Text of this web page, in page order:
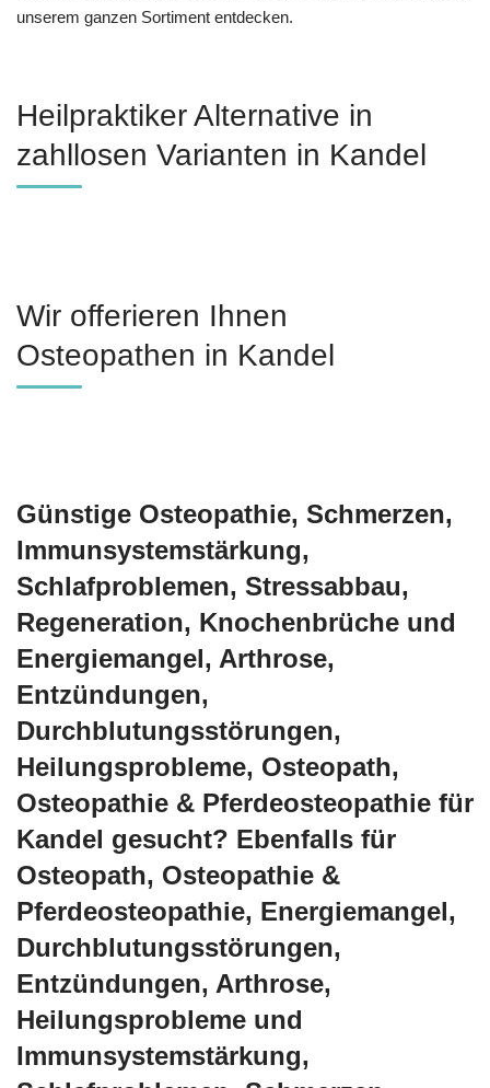
unserem ganzen Sortiment entdecken.
Heilpraktiker Alternative in
zahllosen Varianten in Kandel
Wir offerieren Ihnen
Osteopathen in Kandel
Günstige Osteopathie, Schmerzen,
Immunsystemstärkung,
Schlafproblemen, Stressabbau,
Regeneration, Knochenbrüche und
Energiemangel, Arthrose,
Entzündungen,
Durchblutungsstörungen,
Heilungsprobleme, Osteopath,
Osteopathie & Pferdeosteopathie für
Kandel gesucht? Ebenfalls für
Osteopath, Osteopathie &
Pferdeosteopathie, Energiemangel,
Durchblutungsstörungen,
Entzündungen, Arthrose,
Heilungsprobleme und
Immunsystemstärkung,